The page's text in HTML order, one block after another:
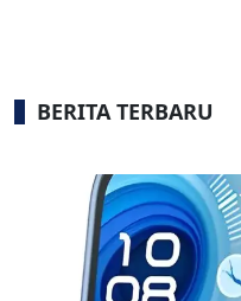
BERITA TERBARU